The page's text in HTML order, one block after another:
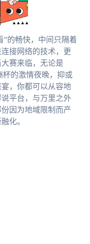
”的畅快，中间只隔着
接网络的技术，更
赛来临，无论是
的激情夜晚，抑或
，你都可以从容地
平台，与万里之外
因为地域限制而产
化。